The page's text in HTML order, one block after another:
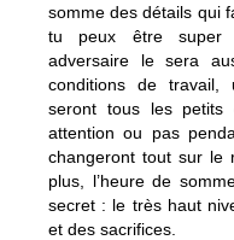
somme des détails qui
tu peux être super
adversaire le sera
conditions de travail,
seront tous les petits
attention ou pas
changeront tout sur le
plus, l’heure de
secret : le très haut
et des sacrifices.